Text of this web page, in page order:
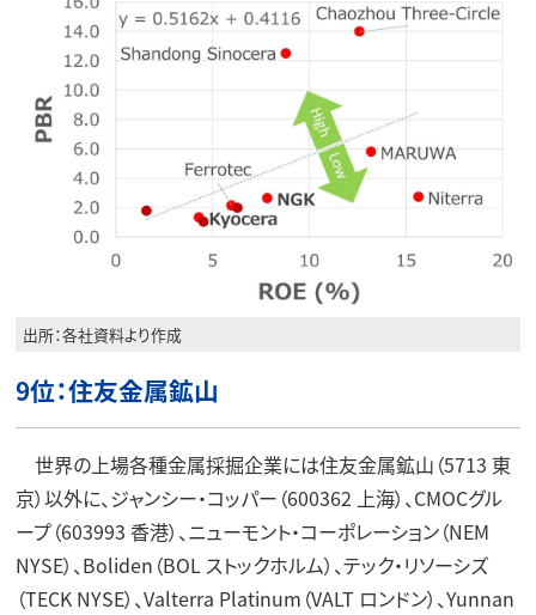
出所：各社資料より作成
9位：住友金属鉱山
世界の上場各種金属採掘企業には住友金属鉱山（5713 東
京）以外に、ジャンシー・コッパー（600362 上海）、CMOCグル
ープ（603993 香港）、ニューモント・コーポレーション（NEM
NYSE）、Boliden（BOL ストックホルム）、テック・リソーシズ
（TECK NYSE）、Valterra Platinum（VALT ロンドン）、Yunnan